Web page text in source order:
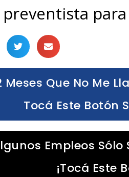
Meses Que No Me
Tocá Este Botón
Empleos Sólo
¡Tocá Este